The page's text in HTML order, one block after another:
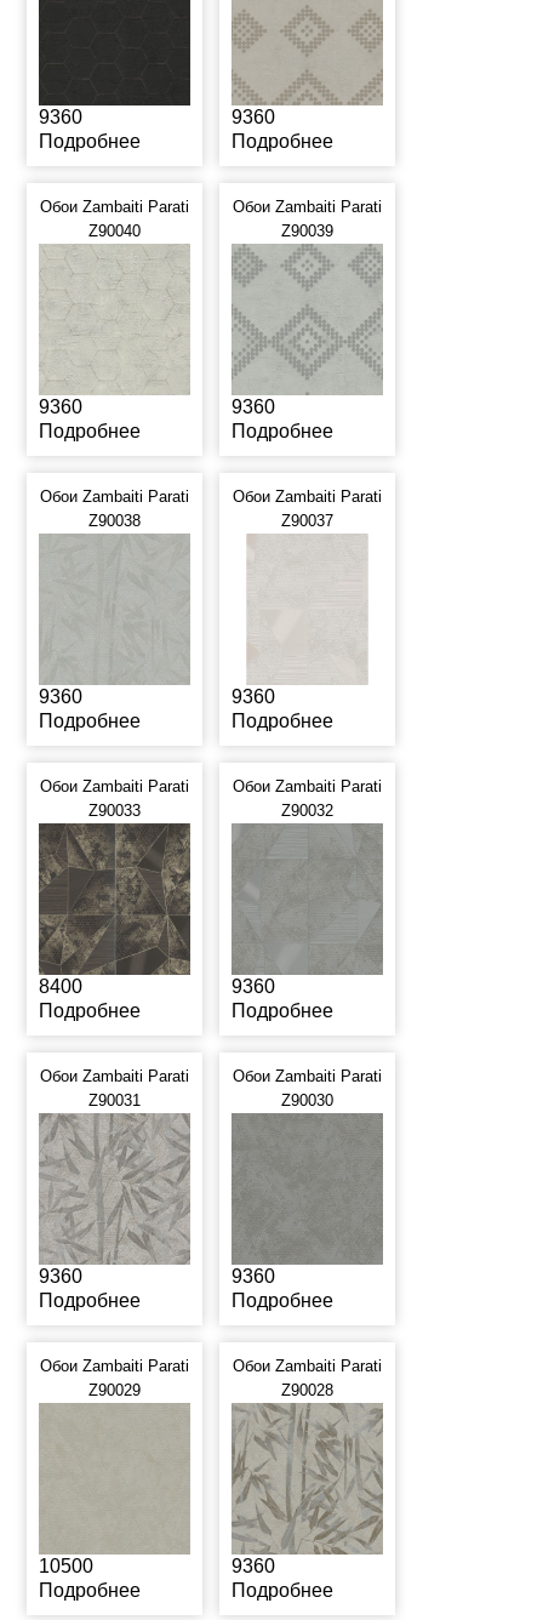
9360
Подробнее
9360
Подробнее
Обои Zambaiti Parati
Z90040
9360
Подробнее
Обои Zambaiti Parati
Z90039
9360
Подробнее
Обои Zambaiti Parati
Z90038
9360
Подробнее
Обои Zambaiti Parati
Z90037
9360
Подробнее
Обои Zambaiti Parati
Z90033
8400
Подробнее
Обои Zambaiti Parati
Z90032
9360
Подробнее
Обои Zambaiti Parati
Z90031
9360
Подробнее
Обои Zambaiti Parati
Z90030
9360
Подробнее
Обои Zambaiti Parati
Z90029
10500
Подробнее
Обои Zambaiti Parati
Z90028
9360
Подробнее